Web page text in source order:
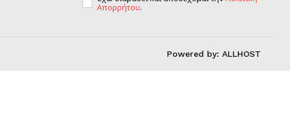
Απορρήτου.
Powered by: ALLHOST